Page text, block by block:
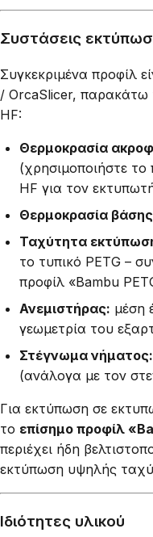
Συστάσεις
Συγκεκριμένα προφίλ
/ OrcaSlicer, παρακάτω
HF:
Θερμοκρασία
(χρησιμοποιήστε
HF για τον
Θερμοκρασία
Ταχύτητα
το τυπικό PETG –
προφίλ «Bambu
Ανεμιστήρας: μέση
γεωμετρία του
Στέγνωμα νήματος:
(ανάλογα με τον
Για εκτύπωση σε
το επίσημο προφίλ
περιέχει ήδη
εκτύπωση υψηλής
Ιδιότητες υλικού